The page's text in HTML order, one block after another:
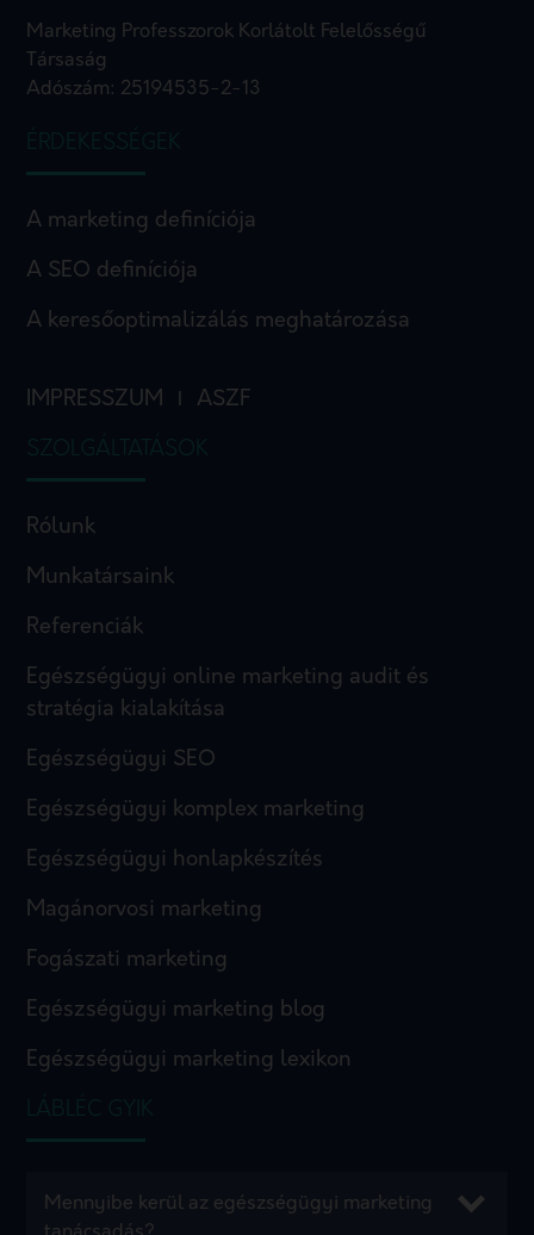
Marketing Professzorok Korlátolt Felelősségű
Társaság
Adószám: 25194535-2-13
ÉRDEKESSÉGEK
A marketing definíciója
A SEO definíciója
A keresőoptimalizálás meghatározása
IMPRESSZUM ASZF
SZOLGÁLTATÁSOK
Rólunk
Munkatársaink
Referenciák
Egészségügyi online marketing audit és
stratégia kialakítása
Egészségügyi SEO
Egészségügyi komplex marketing
Egészségügyi honlapkészítés
Magánorvosi marketing
Fogászati marketing
Egészségügyi marketing blog
Egészségügyi marketing lexikon
LÁBLÉC GYIK
Mennyibe kerül az egészségügyi marketing